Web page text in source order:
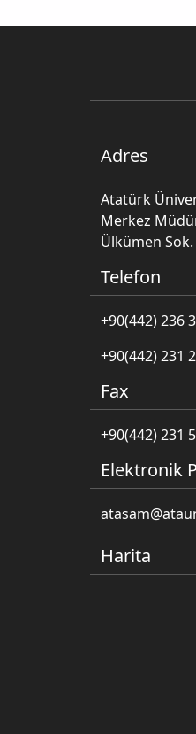
Adres
Atatürk
Merkez
Ülkümen Sok.
Telefon
+90(442) 236
+90(442) 231
Fax
+90(442) 231
Elektronik
Harita